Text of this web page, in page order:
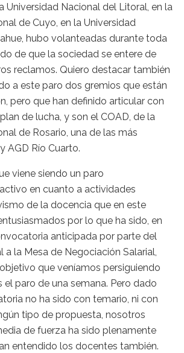
Universidad Nacional del Litoral, en la
de Cuyo, en la Universidad
hubo volanteadas durante toda
de que la sociedad se entere de
reclamos. Quiero destacar también
a este paro dos gremios que están
pero que han definido articular con
de lucha, y son el COAD, de la
de Rosario, una de las más
AGD Río Cuarto.
viene siendo un paro
en cuanto a actividades
de la docencia que en este
por lo que ha sido, en
anticipada por parte del
a la Mesa de Negociación Salarial,
que veníamos persiguiendo
paro de una semana. Pero dado
no ha sido con temario, ni con
tipo de propuesta, nosotros
de fuerza ha sido plenamente
entendido los docentes también.